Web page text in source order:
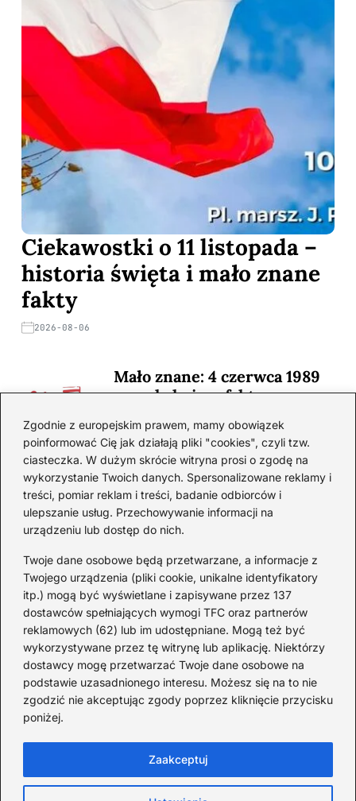
Zgodnie z europejskim prawem, mamy obowiązek
poinformować Cię jak działają pliki "cookies", czyli tzw.
ciasteczka. W dużym skrócie witryna prosi o zgodę na
wykorzystanie Twoich danych. Spersonalizowane reklamy i
treści, pomiar reklam i treści, badanie odbiorców i
ulepszanie usług. Przechowywanie informacji na
urządzeniu lub dostęp do nich.
Twoje dane osobowe będą przetwarzane, a informacje z
Twojego urządzenia (pliki cookie, unikalne identyfikatory
itp.) mogą być wyświetlane i zapisywane przez 137
dostawców spełniających wymogi TFC oraz partnerów
reklamowych (62) lub im udostępniane. Mogą też być
wykorzystywane przez tę witrynę lub aplikację. Niektórzy
dostawcy mogę przetwarzać Twoje dane osobowe na
podstawie uzasadnionego interesu. Możesz się na to nie
zgodzić nie akceptując zgody poprzez kliknięcie przycisku
poniżej.
Zaakceptuj
Ciekawostki o 11 listopada –
historia święta i mało znane
fakty
2026-08-06
Mało znane: 4 czerwca 1989
— zaskakujące fakty
2026-08-03
Ciekawostki o 1. wojnie
światowej — mało znane
fakty i historie
2026-08-02
Zaskakujące ciekawostki o
Krzysztofie Kolumbie
2026-07-20
Mało znane ciekawostki o
Wisławie Szymborskiej
2026-07-16
Zaskakujące ciekawostki o
2026-07-15